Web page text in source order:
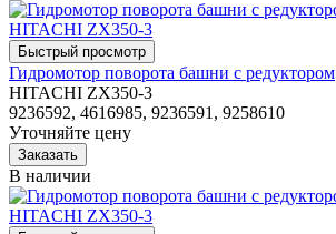
Гидромотор поворота башни с редуктором
HITACHI ZX350-3
9236592, 4616985, 9236591, 9258610
Уточняйте цену
В наличии